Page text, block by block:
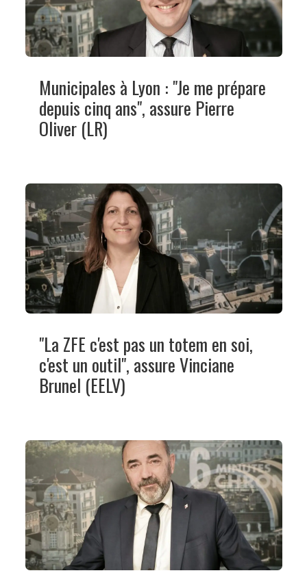
Municipales à Lyon : "Je me prépare
depuis cinq ans", assure Pierre
Oliver (LR)
"La ZFE c'est pas un totem en soi,
c'est un outil", assure Vinciane
Brunel (EELV)